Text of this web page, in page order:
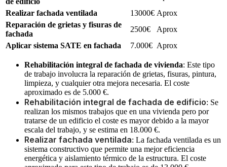
Realizar fachada ventilada
13000€ Aprox
Reparación de grietas y fisuras de
fachada
2500€
Aprox
Aplicar sistema SATE en fachada
7.000€ Aprox
Rehabilitación integral de fachada de vivienda: Este tipo
de trabajo involucra la reparación de grietas, fisuras, pintura,
limpieza, y cualquier otra mejora necesaria. El coste
aproximado es de 5.000 €.
Rehabilitación integral de fachada de edificio: Se
realizan los mismos trabajos que en una vivienda pero por
tratarse de un edificio el coste es mayor debido a la mayor
escala del trabajo, y se estima en 18.000 €.
Realizar fachada ventilada: La fachada ventilada es un
sistema constructivo que permite una mejor eficiencia
energética y aislamiento térmico de la estructura. El coste